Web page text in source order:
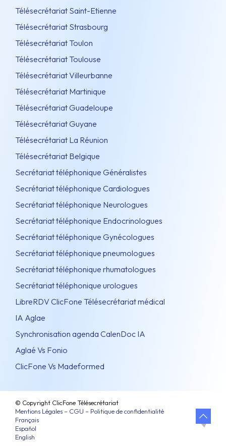
Télésecrétariat Saint-Etienne
Télésecrétariat Strasbourg
Télésecrétariat Toulon
Télésecrétariat Toulouse
Télésecrétariat Villeurbanne
Télésecrétariat Martinique
Télésecrétariat Guadeloupe
Télésecrétariat Guyane
Télésecrétariat La Réunion
Télésecrétariat Belgique
Secrétariat téléphonique Généralistes
Secrétariat téléphonique Cardiologues
Secrétariat téléphonique Neurologues
Secrétariat téléphonique Endocrinologues
Secrétariat téléphonique Gynécologues
Secrétariat téléphonique pneumologues
Secrétariat téléphonique rhumatologues
Secrétariat téléphonique urologues
LibreRDV ClicFone Télésecrétariat médical
IA Aglae
Synchronisation agenda CalenDoc IA
Aglaé Vs Fonio
ClicFone Vs Madeformed
© Copyright ClicFone Télésecrétariat
Mentions Légales – CGU – Politique de confidentialité
Français
Español
English